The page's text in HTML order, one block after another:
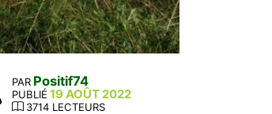
PAR Positif74
PUBLIÉ 19 AOÛT 2022
3714 LECTEURS